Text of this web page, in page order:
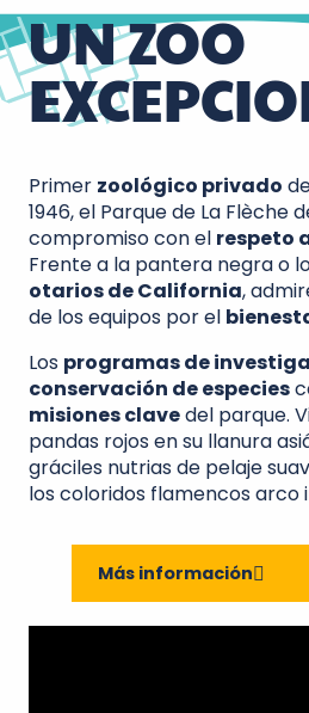
UN ZOO
Primer zoológico privado
1946, el Parque de La Flèche
compromiso con el respeto
Frente a la pantera negra o
otarios de California,
de los equipos por el
Los programas de
conservación de especies
misiones clavedel parque.
pandas rojos en su llanura
gráciles nutrias de pelaje
los coloridos flamencos arco
Más información